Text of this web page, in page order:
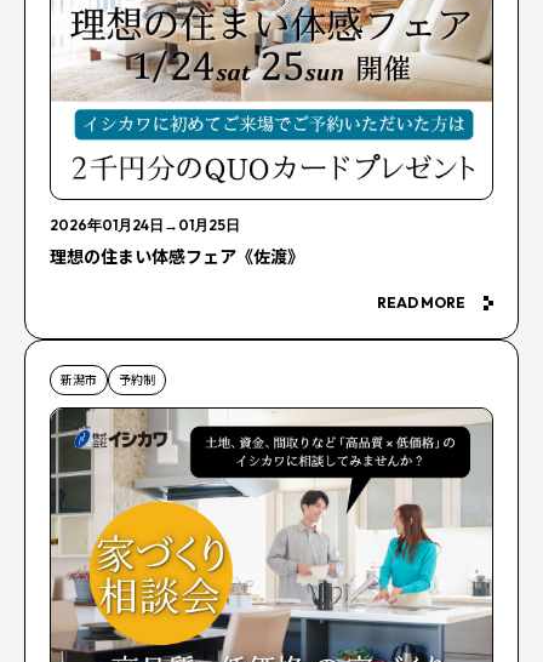
2026年01月24日 → 01月25日
理想の住まい体感フェア《佐渡》
READ MORE
新潟市 予約制